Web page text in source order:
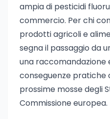
ampia di pesticidi
commercio. Per chi
prodotti agricoli e
segna il passaggio da
una raccomandazione
conseguenze pratiche
prossime mosse degli
Commissione europea.